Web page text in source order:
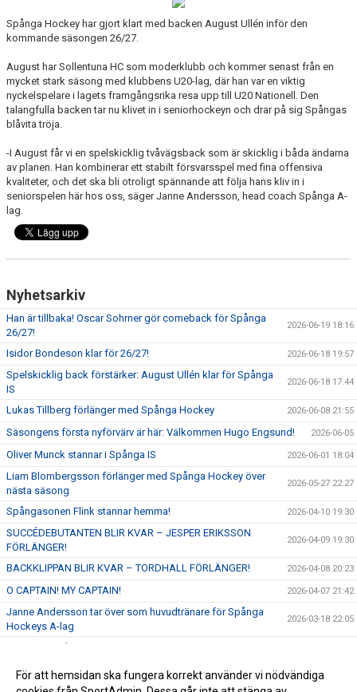
DOKUMENT
Spånga Hockey har gjort klart med backen August Ullén inför den
kommande säsongen 26/27.
August har Sollentuna HC som moderklubb och kommer senast från en
mycket stark säsong med klubbens U20-lag, där han var en viktig
nyckelspelare i lagets framgångsrika resa upp till U20 Nationell. Den
talangfulla backen tar nu klivet in i seniorhockeyn och drar på sig Spångas
blåvita tröja.
-I August får vi en spelskicklig tvåvägsback som är skicklig i båda ändarna
av planen. Han kombinerar ett stabilt försvarsspel med fina offensiva
kvaliteter, och det ska bli otroligt spännande att följa hans kliv in i
seniorspelen här hos oss, säger Janne Andersson, head coach Spånga A-
lag.
Nyhetsarkiv
Han är tillbaka! Oscar Sohrner gör comeback för Spånga
26/27!
2026-06-19 18:16
Isidor Bondeson klar för 26/27! 2026-06-18 19:57
Spelskicklig back förstärker: August Ullén klar för Spånga
IS
2026-06-18 17:44
Lukas Tillberg förlänger med Spånga Hockey 2026-06-08 21:55
Säsongens första nyförvärv är här: Välkommen Hugo Engsund! 2026-06-05
Oliver Munck stannar i Spånga IS 2026-06-01 18:04
Liam Blombergsson förlänger med Spånga Hockey över
nästa säsong
2026-05-27 22:27
Spångasonen Flink stannar hemma! 2026-04-10 19:30
SUCCÉDEBUTANTEN BLIR KVAR – JESPER ERIKSSON
FÖRLÄNGER!
2026-04-09 19:30
BACKKLIPPAN BLIR KVAR – TORDHALL FÖRLÄNGER! 2026-04-08 20:23
O CAPTAIN! MY CAPTAIN! 2026-04-07 21:42
Janne Andersson tar över som huvudtränare för Spånga
Hockeys A-lag
2026-03-18 22:05
Möt Kaptenskapstrion 25/26
För att hemsidan ska fungera korrekt använder vi nödvändiga